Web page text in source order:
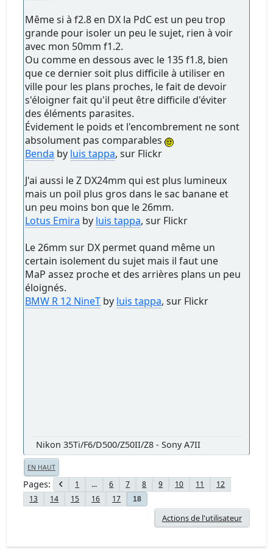
Même si à f2.8 en DX la PdC est un peu trop
grande pour isoler un peu le sujet, rien à voir
avec mon 50mm f1.2.
Ou comme en dessous avec le 135 f1.8, bien
que ce dernier soit plus difficile à utiliser en
ville pour les plans proches, le fait de devoir
s'éloigner fait qu'il peut être difficile d'éviter
des éléments parasites.
Évidement le poids et l'encombrement ne sont
absolument pas comparables
Benda by luis tappa, sur Flickr
J'ai aussi le Z DX24mm qui est plus lumineux
mais un poil plus gros dans le sac banane et
un peu moins bon que le 26mm.
Lotus Emira by luis tappa, sur Flickr
Le 26mm sur DX permet quand même un
certain isolement du sujet mais il faut une
MaP assez proche et des arrières plans un peu
éloignés.
BMW R 12 NineT by luis tappa, sur Flickr
Nikon 35Ti/F6/D500/Z50II/Z8 - Sony A7II
EN HAUT
Pages 1 ... 6 7 8 9 10 11
12
13
14 15 16 17 18
Actions de l'utilisateur